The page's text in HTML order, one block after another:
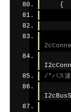
{
/*バス